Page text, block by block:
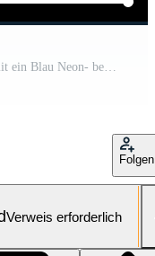
Symbol von ein Affe Essen ein Banane mit ein Blau Neon- bewirken Kostenloses Video
Folgen
Verweis erforderlich